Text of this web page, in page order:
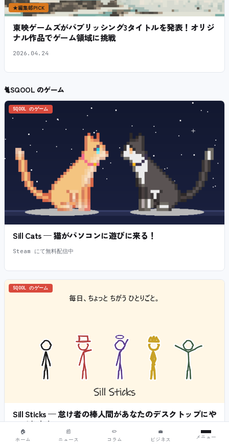
★編集部PICK
東映ゲームズがパブリッシング3タイトルを発表！オリジ
ナル作品でゲーム領域に挑戦
2026.04.24
🐈SQOOL のゲーム
SQOOL のゲーム
Sill Cats — 猫がパソコンに遊びに来る！
Steam にて無料配信中
SQOOL のゲーム
Sill Sticks — 怠け者の棒人間があなたのデスクトップにや
ってきます。
Steam にて近日無料配信予定
🏠
ホーム
📰
ニュース
✏️
コラム
💼
ビジネス
メニュー